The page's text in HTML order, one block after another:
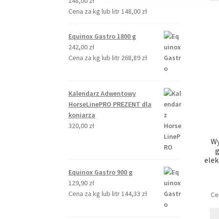
Cena za kg lub litr148,00 zł
Equinox Gastro 1800 g
242,00 zł
Cena za kg lub litr 268,89 zł
Kalendarz Adwentowy
HorseLinePRO PREZENT dla
koniarza
320,00 zł
Equinox Gastro 900 g
129,90 zł
Cena za kg lub litr144,33 zł